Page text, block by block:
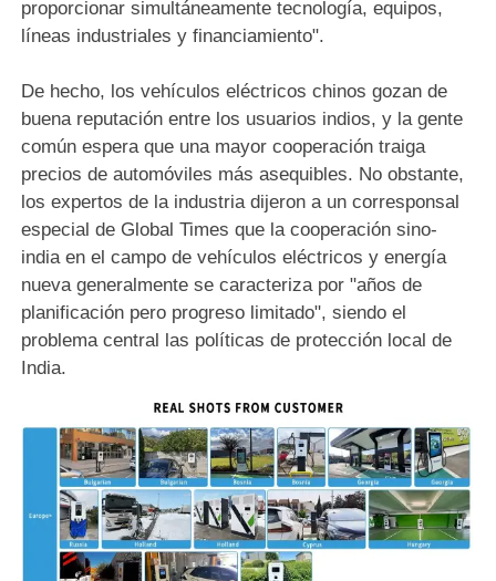
proporcionar simultáneamente tecnología, equipos,
líneas industriales y financiamiento".
De hecho, los vehículos eléctricos chinos gozan de
buena reputación entre los usuarios indios, y la gente
común espera que una mayor cooperación traiga
precios de automóviles más asequibles. No obstante,
los expertos de la industria dijeron a un corresponsal
especial de Global Times que la cooperación sino-
india en el campo de vehículos eléctricos y energía
nueva generalmente se caracteriza por "años de
planificación pero progreso limitado", siendo el
problema central las políticas de protección local de
India.